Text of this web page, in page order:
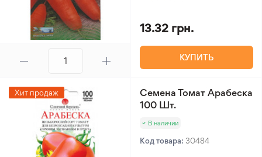
13.32 грн.
КУПИТЬ
Хит продаж
Семена Томат Арабеска
100 Шт.
В наличии
Код товара: 30484